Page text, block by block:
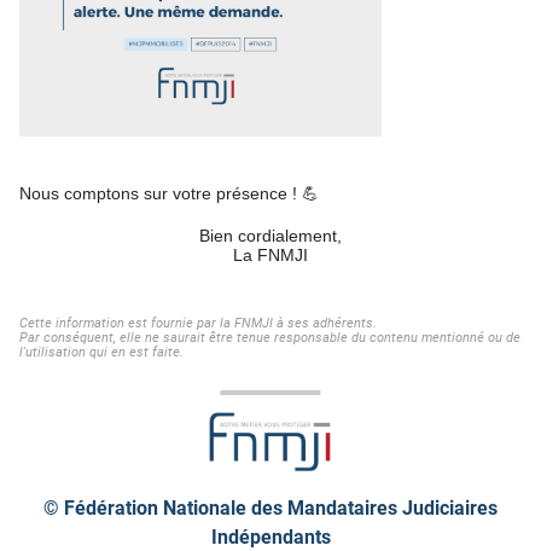
Nous comptons sur votre présence ! 💪
Bien cordialement,
La FNMJI
Cette information est fournie par la FNMJI à ses adhérents.
Par conséquent, elle ne saurait être tenue responsable du contenu mentionné ou de
l'utilisation qui en est faite.
© Fédération Nationale des Mandataires Judiciaires
Indépendants